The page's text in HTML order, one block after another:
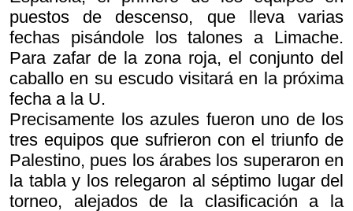
puestos de descenso, que lleva varias
fechas pisándole los talones a Limache.
Para zafar de la zona roja, el conjunto del
caballo en su escudo visitará en la próxima
fecha a la U.
Precisamente los azules fueron uno de los
tres equipos que sufrieron con el triunfo de
Palestino, pues los árabes los superaron en
la tabla y los relegaron al séptimo lugar del
torneo, alejados de la clasificación a la